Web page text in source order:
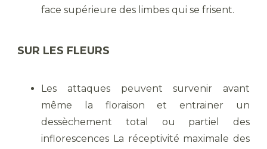
face supérieure des limbes qui se frisent.
SUR LES FLEURS
Les attaques peuvent survenir avant
même la floraison et entrainer un
dessèchement total ou partiel des
inflorescences La réceptivité maximale des